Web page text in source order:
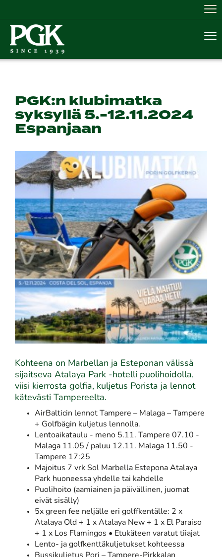
PGK:n klubimatka
syksyllä 5.-12.11.2024
Espanjaan
Kohteena on Marbellan ja Esteponan välissä
sijaitseva Atalaya Park -hotelli puolihoidolla,
viisi kierrosta golfia, kuljetus Porista ja lennot
kätevästi Tampereelta.
AirBalticin lennot Tampere – Malaga – Tampere
+ Golfbägin kuljetus lennolla.
Lentoaikataulu - meno 5.11. Tampere 07.10 -
Malaga 11.05 / paluu 12.11. Malaga 11.50 -
Tampere 17:25
Majoitus 7 vrk Sol Marbella Estepona Atalaya
Park huoneessa yhdelle tai kahdelle
Puolihoito (aamiainen ja päivällinen, juomat
eivät sisälly)
5x green fee neljälle eri golffkentälle: 2 x
Atalaya Old + 1 x Atalaya New + 1 x El Paraiso
+ 1 x Los Flamingos • Etukäteen varatut tiiajat
Lento- ja golfkenttäkuljetukset kohteessa